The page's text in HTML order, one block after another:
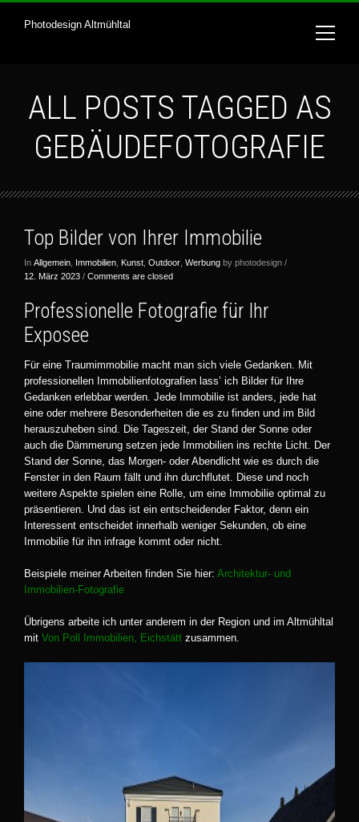
Photodesign Altmühltal
ALL POSTS TAGGED AS
GEBÄUDEFOTOGRAFIE
Top Bilder von Ihrer Immobilie
In Allgemein Immobilien Kunst Outdoor Werbung by photodesign /
12. März 2023 / Comments are closed
Professionelle Fotografie für Ihr
Exposee
Für eine Traumimmobilie macht man sich viele Gedanken. Mit
professionellen Immobilienfotografien lass’ ich Bilder für Ihre
Gedanken erlebbar werden. Jede Immobilie ist anders, jede hat
eine oder mehrere Besonderheiten die es zu finden und im Bild
herauszuheben sind. Die Tageszeit, der Stand der Sonne oder
auch die Dämmerung setzen jede Immobilien ins rechte Licht. Der
Stand der Sonne, das Morgen- oder Abendlicht wie es durch die
Fenster in den Raum fällt und ihn durchflutet. Diese und noch
weitere Aspekte spielen eine Rolle, um eine Immobilie optimal zu
präsentieren. Und das ist ein entscheidender Faktor, denn ein
Interessent entscheidet innerhalb weniger Sekunden, ob eine
Immobilie für ihn infrage kommt oder nicht.
Beispiele meiner Arbeiten finden Sie hier: Architektur- und
Immobilien-Fotografie
Übrigens arbeite ich unter anderem in der Region und im Altmühltal
mit Von Poll Immobilien, Eichstätt zusammen.